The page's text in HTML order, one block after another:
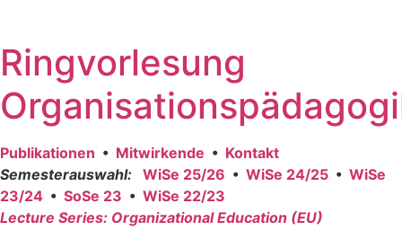
Ringvorlesung
Publi­ka­tio­nen • Mit­wir­ken­de • Kon­takt
Semes­ter­aus­wahl:
WiSe 25/26 • WiSe 24/25 • WiSe
23/24 • SoSe 23 • WiSe 22/23
Lec­tu­re Series: Orga­niza­tio­nal Edu­ca­ti­on (EU)